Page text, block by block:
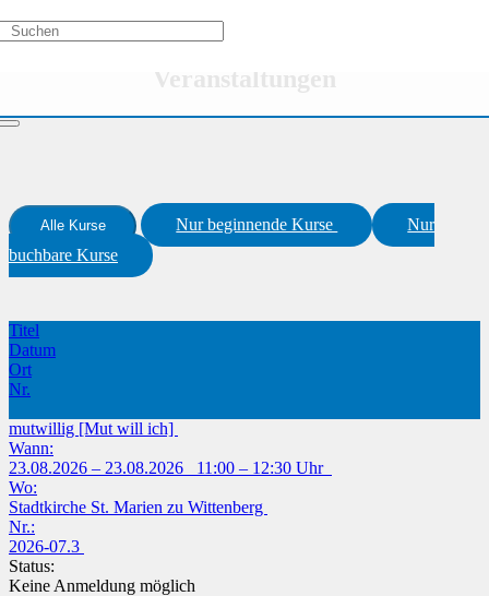
Aktivitätstypen
Veranstaltungen
Alle Kurse Nur beginnende Kurse
Nur
buchbare Kurse
Titel
Datum
Ort
Nr.
mutwillig [Mut will ich]
Wann:
23.08.2026 – 23.08.2026 11:00 – 12:30 Uhr
Wo:
Stadtkirche St. Marien zu Wittenberg
Nr.:
2026-07.3
Status:
Keine Anmeldung möglich